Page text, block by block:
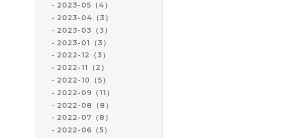
2023-05（4）
2023-04（3）
2023-03（3）
2023-01（3）
2022-12（3）
2022-11（2）
2022-10（5）
2022-09（11）
2022-08（8）
2022-07（8）
2022-06（5）